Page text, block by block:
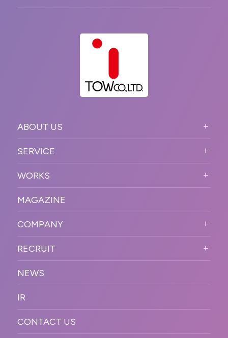
ABOUT US
PURPOSE
VISION
OUR DNA
SERVICE
STRONG POINT
BUSINESS DOMAIN
SOLUTION
WORKFLOW
WORKS
オンラインイベント
SNSプロモーション
プラットフォーム販
促
デジタル制作・映像
制作
PR
カンファレンス・展示会・アワ
ESPORTS・ゲームプロモーシ
MAGAZINE
COMPANY
COMPANY INFORMATION
MESSAGE
OFFICER
ACCESS
ORGANIZATION CHART
RECRUIT
新卒採用
キャリア採用
NEWS
IR
CONTACT US